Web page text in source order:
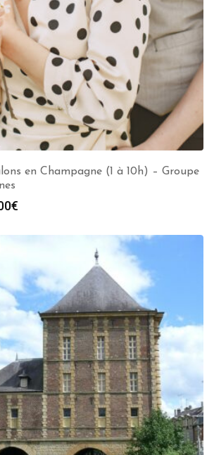
en Champagne (1 à 10h) – Groupe
€
prix :
à
729.00€